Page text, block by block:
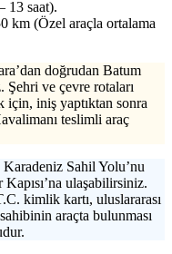
13 saat).
km (Özel araçla ortalama
doğrudan Batum
Şehri ve çevre rotaları
için, iniş yaptıktan sonra
teslimli araç
Karadeniz Sahil Yolu’nu
ulaşabilirsiniz.
kimlik kartı, uluslararası
araçta bulunması